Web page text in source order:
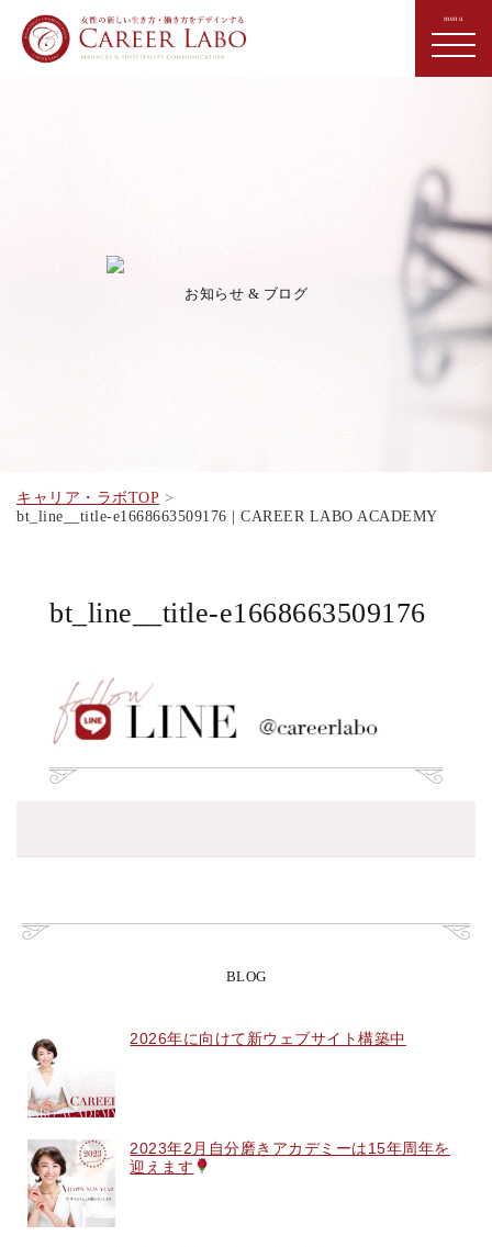
お知らせ & ブログ
キャリア・ラボTOP
bt_line__title-e1668663509176 | CAREER LABO ACADEMY
bt_line__title-e1668663509176
BLOG
2026年に向けて新ウェブサイト構築中
2023年2月自分磨きアカデミーは15年周年を
迎えます